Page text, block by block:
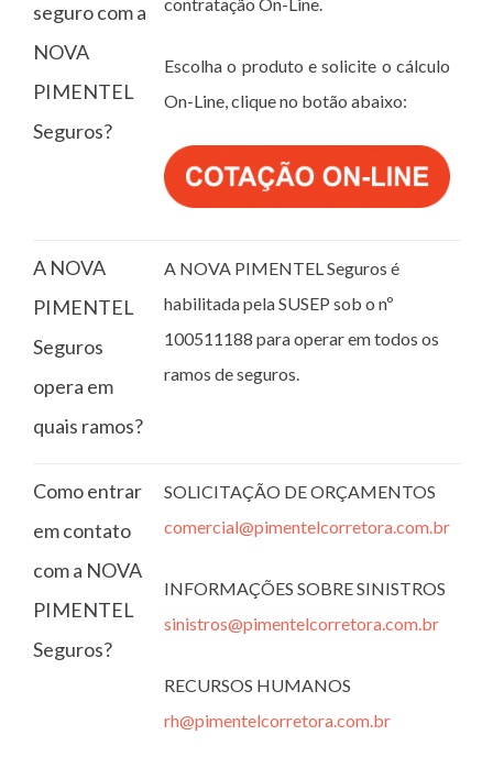
seguro com a
NOVA
PIMENTEL
Seguros?
contratação On-Line.
Escolha o produto e solicite o cálculo
On-Line, clique no botão abaixo:
A NOVA
PIMENTEL
Seguros
opera em
quais ramos?
A NOVA PIMENTEL Seguros é
habilitada pela SUSEP sob o nº
100511188 para operar em todos os
ramos de seguros.
Como entrar
em contato
com a NOVA
PIMENTEL
Seguros?
SOLICITAÇÃO DE ORÇAMENTOS
comercial@pimentelcorretora.com.br
INFORMAÇÕES SOBRE SINISTROS
sinistros@pimentelcorretora.com.br
RECURSOS HUMANOS
rh@pimentelcorretora.com.br